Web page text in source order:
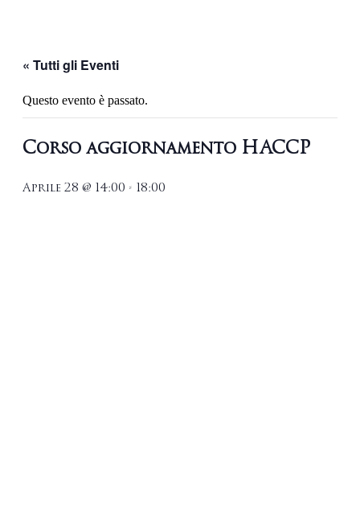
« Tutti gli Eventi
Questo evento è passato.
Corso aggiornamento HACCP
Aprile 28 @ 14:00 - 18:00